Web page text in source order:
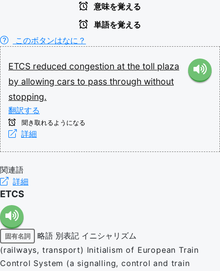
意味を覚える
単語を覚える
このボタンはなに？
ETCS reduced congestion at the toll plaza
by allowing cars to pass through without
stopping.
翻訳する
聞き取れるようになる
詳細
関連語
詳細
ETCS
固有名詞 略語 別表記 イニシャリズム
(railways, transport) Initialism of European Train
Control System (a signalling, control and train